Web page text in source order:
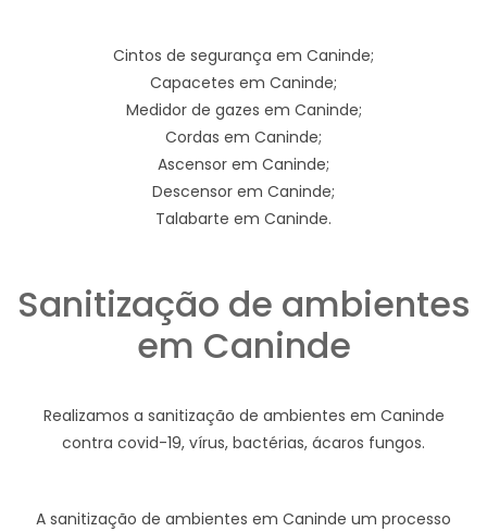
Cintos de segurança em Caninde;
Capacetes em Caninde;
Medidor de gazes em Caninde;
Cordas em Caninde;
Ascensor em Caninde;
Descensor em Caninde;
Talabarte em Caninde.
Sanitização de ambientes
em Caninde
Realizamos a sanitização de ambientes em Caninde
contra covid-19, vírus, bactérias, ácaros fungos.
A sanitização de ambientes em Caninde um processo